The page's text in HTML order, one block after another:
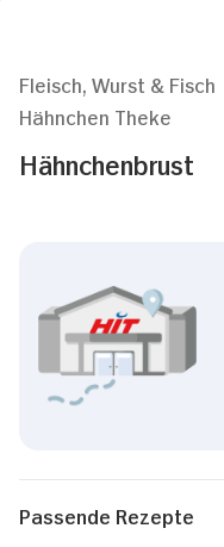
Fleisch, Wurst & Fisch
Hähnchen Theke
Hähnchenbrust
Passende Rezepte